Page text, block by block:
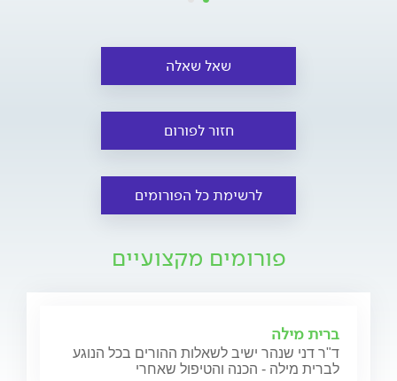
שאל שאלה
חזור לפורום
לרשימת כל הפורומים
פורומים מקצועיים
ברית מילה
ד"ר דני שנהר ישיב לשאלות ההורים בכל הנוגע
לברית מילה - הכנה והטיפול שאחרי